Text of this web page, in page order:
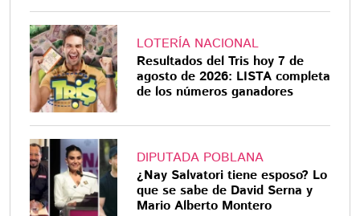
LOTERÍA NACIONAL
Resultados del Tris hoy 7 de
agosto de 2026: LISTA completa
de los números ganadores
DIPUTADA POBLANA
¿Nay Salvatori tiene esposo? Lo
que se sabe de David Serna y
Mario Alberto Montero